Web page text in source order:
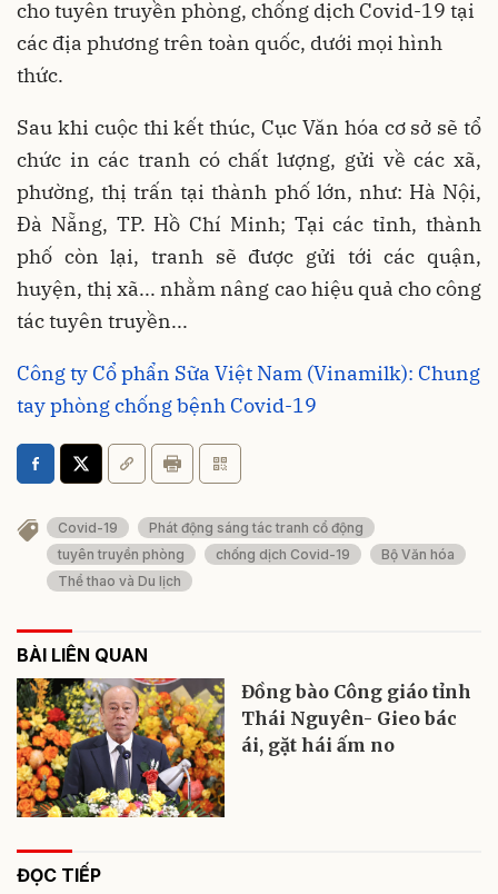
cho tuyên truyền phòng, chống dịch Covid-19 tại
các địa phương trên toàn quốc, dưới mọi hình
thức.
Sau khi cuộc thi kết thúc, Cục Văn hóa cơ sở sẽ tổ
chức in các tranh có chất lượng, gửi về các xã,
phường, thị trấn tại thành phố lớn, như: Hà Nội,
Đà Nẵng, TP. Hồ Chí Minh; Tại các tỉnh, thành
phố còn lại, tranh sẽ được gửi tới các quận,
huyện, thị xã... nhằm nâng cao hiệu quả cho công
tác tuyên truyền...
Công ty Cổ phẩn Sữa Việt Nam (Vinamilk): Chung
tay phòng chống bệnh Covid-19
Covid-19
Phát động sáng tác tranh cổ động
tuyên truyền phòng
chống dịch Covid-19
Bộ Văn hóa
Thể thao và Du lịch
BÀI LIÊN QUAN
Đồng bào Công giáo tỉnh
Thái Nguyên- Gieo bác
ái, gặt hái ấm no
ĐỌC TIẾP